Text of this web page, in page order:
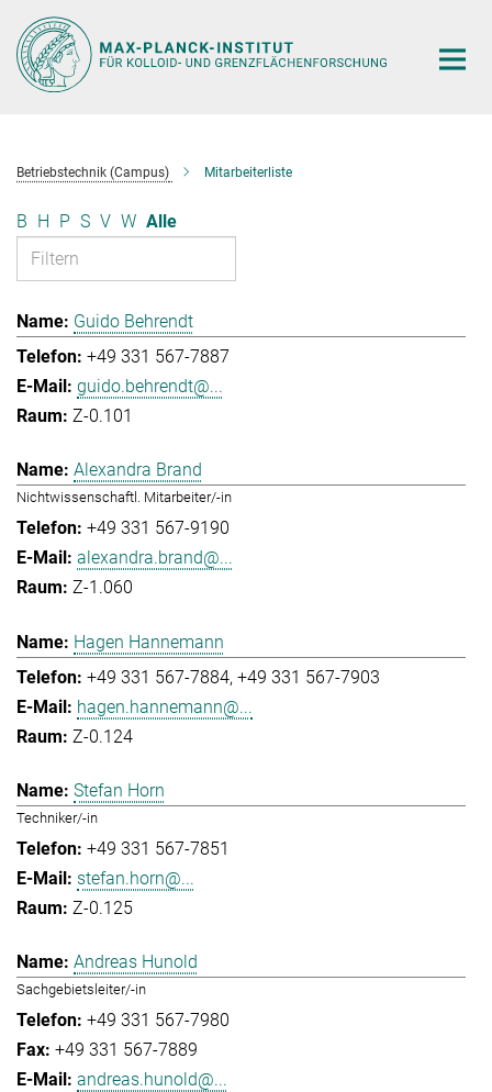
Hauptinhalt
Betriebstechnik (Campus) Mitarbeiterliste
B H P S V W Alle
Guido Behrendt
+49 331 567-7887
guido.behrendt@...
Z-0.101
Alexandra Brand
Nichtwissenschaftl. Mitarbeiter/-in
+49 331 567-9190
alexandra.brand@...
Z-1.060
Hagen Hannemann
+49 331 567-7884 +49 331 567-7903
hagen.hannemann@...
Z-0.124
Stefan Horn
Techniker/-in
+49 331 567-7851
stefan.horn@...
Z-0.125
Andreas Hunold
Sachgebietsleiter/-in
+49 331 567-7980
+49 331 567-7889
andreas.hunold@...